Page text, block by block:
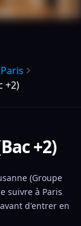
+2)
+2)
(Groupe
suivre à Paris
d'entrer en